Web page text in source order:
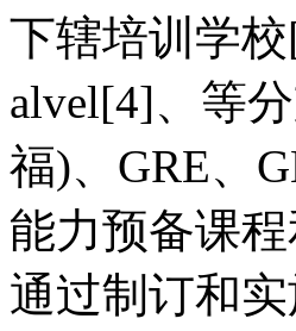
下辖培训学
alvel[4]、等
福)、GRE、
能力预备课
通过制订和